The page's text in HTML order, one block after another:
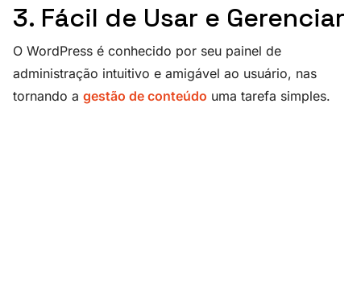
3. Fácil de Usar e Gerenciar
O WordPress é conhecido por seu painel de
administração intuitivo e amigável ao usuário, nas
tornando a gestão de conteúdo uma tarefa simples.